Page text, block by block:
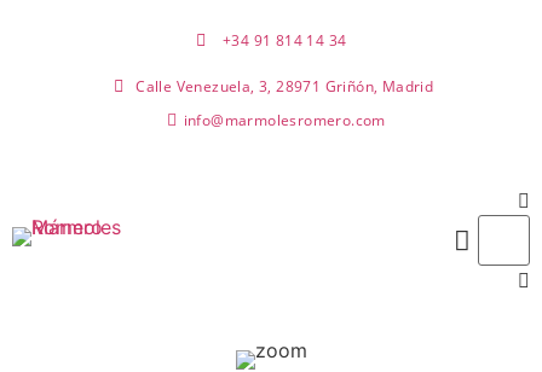
+34 91 814 14 34
Calle Venezuela, 3, 28971 Griñón, Madrid
info@marmolesromero.com